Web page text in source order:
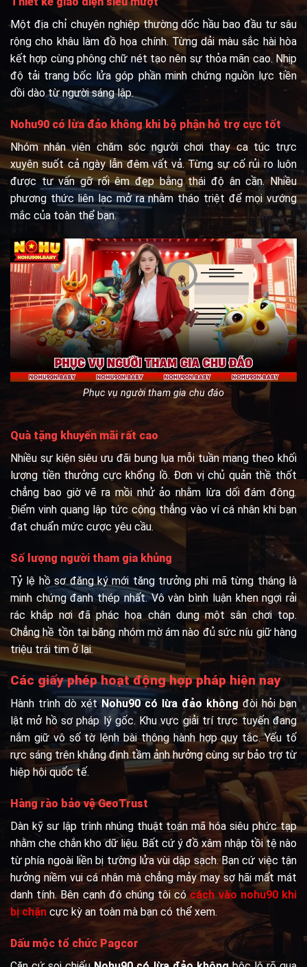
Một địa chỉ chuyên nghiệp thường dốc hầu bao đầu tư sâu
rộng cho khâu làm đồ họa chính. Từng dải màu sắc hài hòa
kết hợp cùng phông chữ nét tạo nên sự thỏa mãn cao. Nhịp
độ tải trang bốc lửa góp phần minh chứng nguồn lực tiền
dồi dào từ người sáng lập.
Nohu90 có lừa đảo không khi bộ phận hỗ trợ cực tốt
Nhóm nhân viên chăm sóc người chơi thay ca túc trực
xuyên suốt cả ngày lẫn đêm vất vả. Từng sự cố rủi ro luôn
được tư vấn gỡ rối êm đẹp bằng thái độ ân cần. Nhiều
phương thức liên lạc mở ra nhằm tháo triệt để mọi vướng
mắc của toàn thể bạn.
Phục vụ người tham gia chu đáo
Quà tặng khuyến mãi rất cao
Nhiều sự kiện siêu ưu đãi bung lụa mỗi tuần mang theo khối
lượng tiền thưởng cực khổng lồ. Đơn vị chủ quản thề thốt
chẳng bao giờ vẽ ra mồi nhử ảo nhằm lừa dối đám đông.
Điểm vinh quang lập tức cộng thẳng vào ví cá nhân khi bạn
đạt chuẩn mức cược yêu cầu.
Số lượng người tham gia khủng
Tỷ lệ hồ sơ đăng ký mới tăng trưởng phi mã từng tháng là
minh chứng đanh thép nhất. Vô vàn bình luận khen ngợi rải
rác khắp nơi đã phác họa chân dung một sân chơi top.
Chẳng hề tồn tại băng nhóm mờ ám nào đủ sức níu giữ hàng
triệu trái tim ở lại.
Các giấy phép hoạt động hợp pháp hiện nay
Hành trình dò xétNohu90 có lừa đảo khôngđòi hỏi bạn
lật mở hồ sơ pháp lý gốc. Khu vực giải trí trực tuyến đang
nắm giữ vô số tờ lệnh bài thông hành hợp quy tắc. Yếu tố
rực sáng trên khẳng định tầm ảnh hưởng cùng sự bảo trợ từ
hiệp hội quốc tế.
Hàng rào bảo vệ GeoTrust
Dàn kỹ sư lập trình nhúng thuật toán mã hóa siêu phức tạp
nhằm che chắn kho dữ liệu. Bất cứ ý đồ xâm nhập tồi tệ nào
từ phía ngoài liền bị tường lửa vùi dập sạch. Bạn cứ việc tận
hưởng niềm vui cá nhân mà chẳng mảy may sợ hãi mất mát
danh tính. Bên cạnh đó chúng tôi cócách vào nohu90 khi
bị chặn cực kỳ an toàn mà bạn có thể xem.
Dấu mộc tổ chức Pagcor